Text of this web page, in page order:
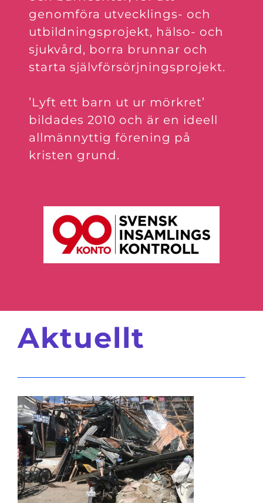
genomföra utvecklings- och
utbildningsprojekt, hälso- och
sjukvård, borra brunnar och
starta självförsörjningsprojekt.
’Lyft ett barn ut ur mörkret’
bildades 2010 och är en ideell
allmännyttig förening på
kristen grund.
Aktuellt